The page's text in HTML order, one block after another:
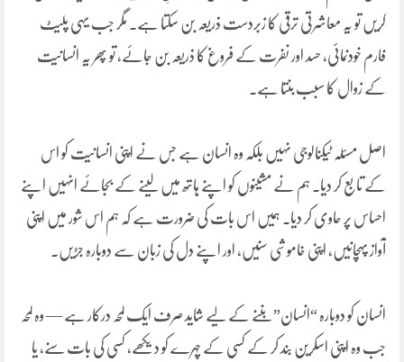
کریں تو یہ معاشرتی ترقی کا زبردست ذریعہ بن سکتا ہے۔ مگر جب یہی پلیٹ
فارم خودنمائی، حسد اور نفرت کے فروغ کا ذریعہ بن جائے، تو پھر یہ انسانیت
کے زوال کا سبب بنتا ہے۔
اصل مسئلہ ٹیکنالوجی نہیں بلکہ وہ انسان ہے جس نے اپنی انسانیت کو اس
کے تابع کر دیا۔ ہم نے مشینوں کو اپنے ہاتھ میں لینے کے بجائے انہیں اپنے
احساس پر حاوی کر دیا۔ ہمیں اس بات کی ضرورت ہے کہ ہم اس شور میں اپنی
آواز پہچانیں، اپنی خاموشی سنیں، اور اپنے دل کی زبان سے دوبارہ جڑیں۔
انسان کو دوبارہ “انسان” بننے کے لیے شاید صرف ایک لمحہ درکار ہے — وہ لمحہ
جب وہ اپنی اسکرین بند کر کے کسی کے چہرے کو دیکھے، کسی کی بات سنے، یا